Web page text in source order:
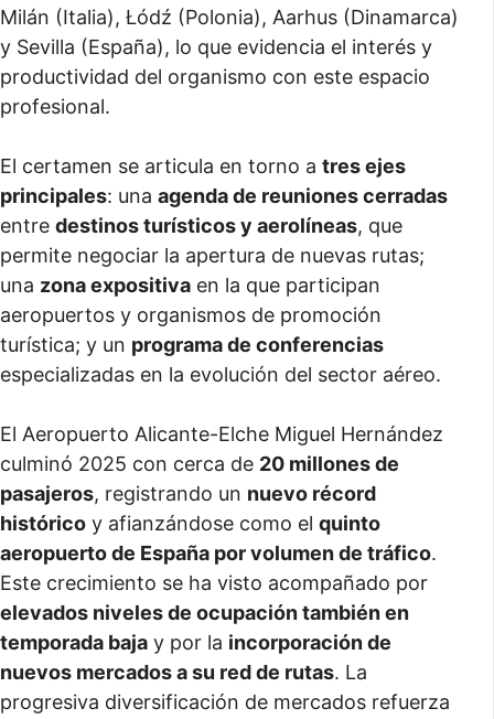
Milán (Italia), Łódź (Polonia), Aarhus (Dinamarca)
y Sevilla (España), lo que evidencia el interés y
productividad del organismo con este espacio
profesional.
El certamen se articula en torno a tres ejes
principales: una agenda de reuniones cerradas
entre destinos turísticos y aerolíneas, que
permite negociar la apertura de nuevas rutas;
una zona expositiva en la que participan
aeropuertos y organismos de promoción
turística; y un programa de conferencias
especializadas en la evolución del sector aéreo.
El Aeropuerto Alicante-Elche Miguel Hernández
culminó 2025 con cerca de 20 millones de
pasajeros, registrando un nuevo récord
histórico y afianzándose como el quinto
aeropuerto de España por volumen de tráfico.
Este crecimiento se ha visto acompañado por
elevados niveles de ocupación también en
temporada baja y por la incorporación de
nuevos mercados a su red de rutas. La
progresiva diversificación de mercados refuerza